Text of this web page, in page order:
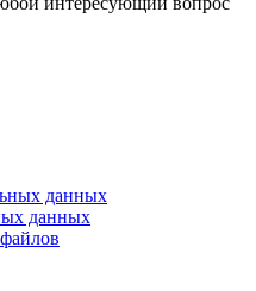
данных
данных